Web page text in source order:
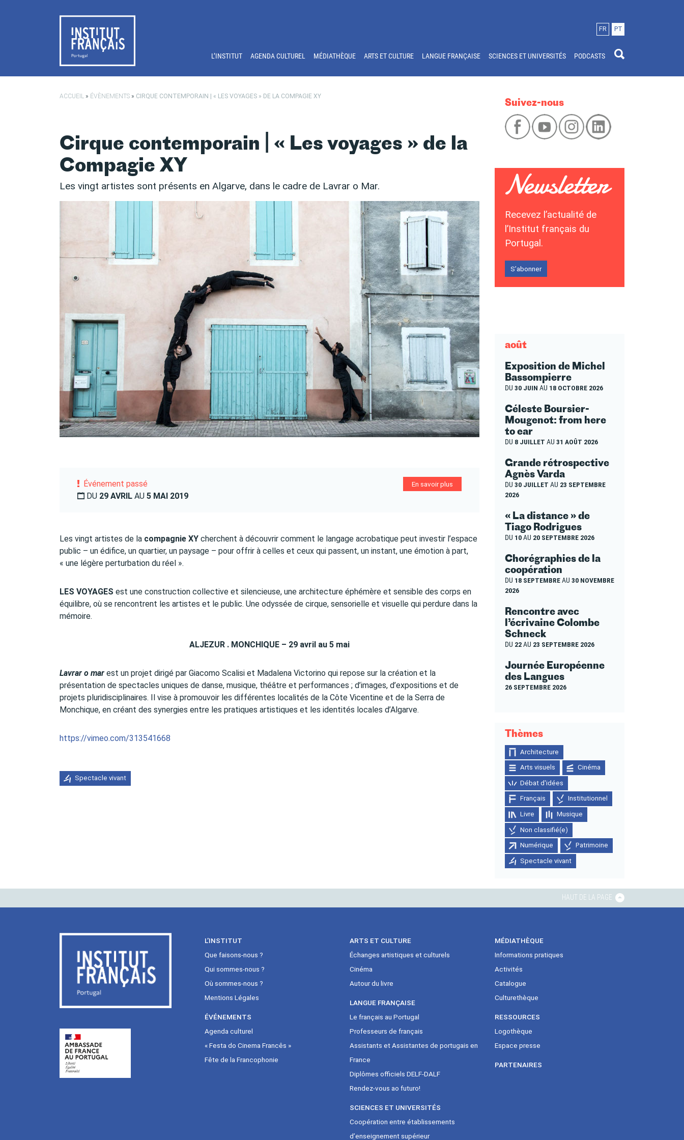
FR PT
L’INSTITUT AGENDA CULTUREL MÉDIATHÈQUE ARTS ET CULTURE LANGUE FRANÇAISE SCIENCES ET UNIVERSITÉS PODCASTS
ACCUEIL » ÉVÈNEMENTS » CIRQUE CONTEMPORAIN | « LES VOYAGES » DE LA COMPAGIE XY
Cirque contemporain | « Les voyages » de la
Compagie XY
Les vingt artistes sont présents en Algarve, dans le cadre de Lavrar o Mar.
Événement passé
DU 29 AVRIL AU 5 MAI 2019
En savoir plus
Les vingt artistes de la compagnie XY cherchent à découvrir comment le langage acrobatique peut investir l’espace
public – un édifice, un quartier, un paysage – pour offrir à celles et ceux qui passent, un instant, une émotion à part,
« une légère perturbation du réel ».
LES VOYAGES est une construction collective et silencieuse, une architecture éphémère et sensible des corps en
équilibre, où se rencontrent les artistes et le public. Une odyssée de cirque, sensorielle et visuelle qui perdure dans la
mémoire.
ALJEZUR . MONCHIQUE – 29 avril au 5 mai
Lavrar o mar est un projet dirigé par Giacomo Scalisi et Madalena Victorino qui repose sur la création et la
présentation de spectacles uniques de danse, musique, théâtre et performances ; d’images, d’expositions et de
projets pluridisciplinaires. Il vise à promouvoir les différentes localités de la Côte Vicentine et de la Serra de
Monchique, en créant des synergies entre les pratiques artistiques et les identités locales d’Algarve.
https://vimeo.com/313541668
Spectacle vivant
Suivez-nous
Recevez l’actualité de
l’Institut français du
Portugal.
S’abonner
août
Exposition de Michel
Bassompierre
DU 30 JUIN AU 18 OCTOBRE 2026
Céleste Boursier-
Mougenot: from here
to ear
DU 8 JUILLET AU 31 AOÛT 2026
Grande rétrospective
Agnès Varda
DU 30 JUILLET AU 23 SEPTEMBRE
2026
« La distance » de
Tiago Rodrigues
DU 10AU 20 SEPTEMBRE 2026
Chorégraphies de la
coopération
DU 18 SEPTEMBREAU 30 NOVEMBRE
2026
Rencontre avec
l’écrivaine Colombe
Schneck
DU 22AU 23 SEPTEMBRE 2026
Journée Européenne
des Langues
26 SEPTEMBRE 2026
Thèmes
Architecture
Arts visuels Cinéma
Débat d'idées
Français Institutionnel
Livre Musique
Non classifié(e)
Numérique Patrimoine
Spectacle vivant
HAUT DE LA PAGE
L’INSTITUT
Que faisons-nous ?
Qui sommes-nous ?
Où sommes-nous ?
Mentions Légales
ÉVÉNEMENTS
Agenda culturel
« Festa do Cinema Francês »
Fête de la Francophonie
ARTS ET CULTURE
Échanges artistiques et culturels
Cinéma
Autour du livre
LANGUE FRANÇAISE
Le français au Portugal
Professeurs de français
Assistants et Assistantes de portugais en
France
Diplômes officiels DELF-DALF
Rendez-vous ao futuro!
SCIENCES ET UNIVERSITÉS
Coopération entre établissements
d’enseignement supérieur
MÉDIATHÈQUE
Informations pratiques
Activités
Catalogue
Culturethèque
RESSOURCES
Logothèque
Espace presse
PARTENAIRES